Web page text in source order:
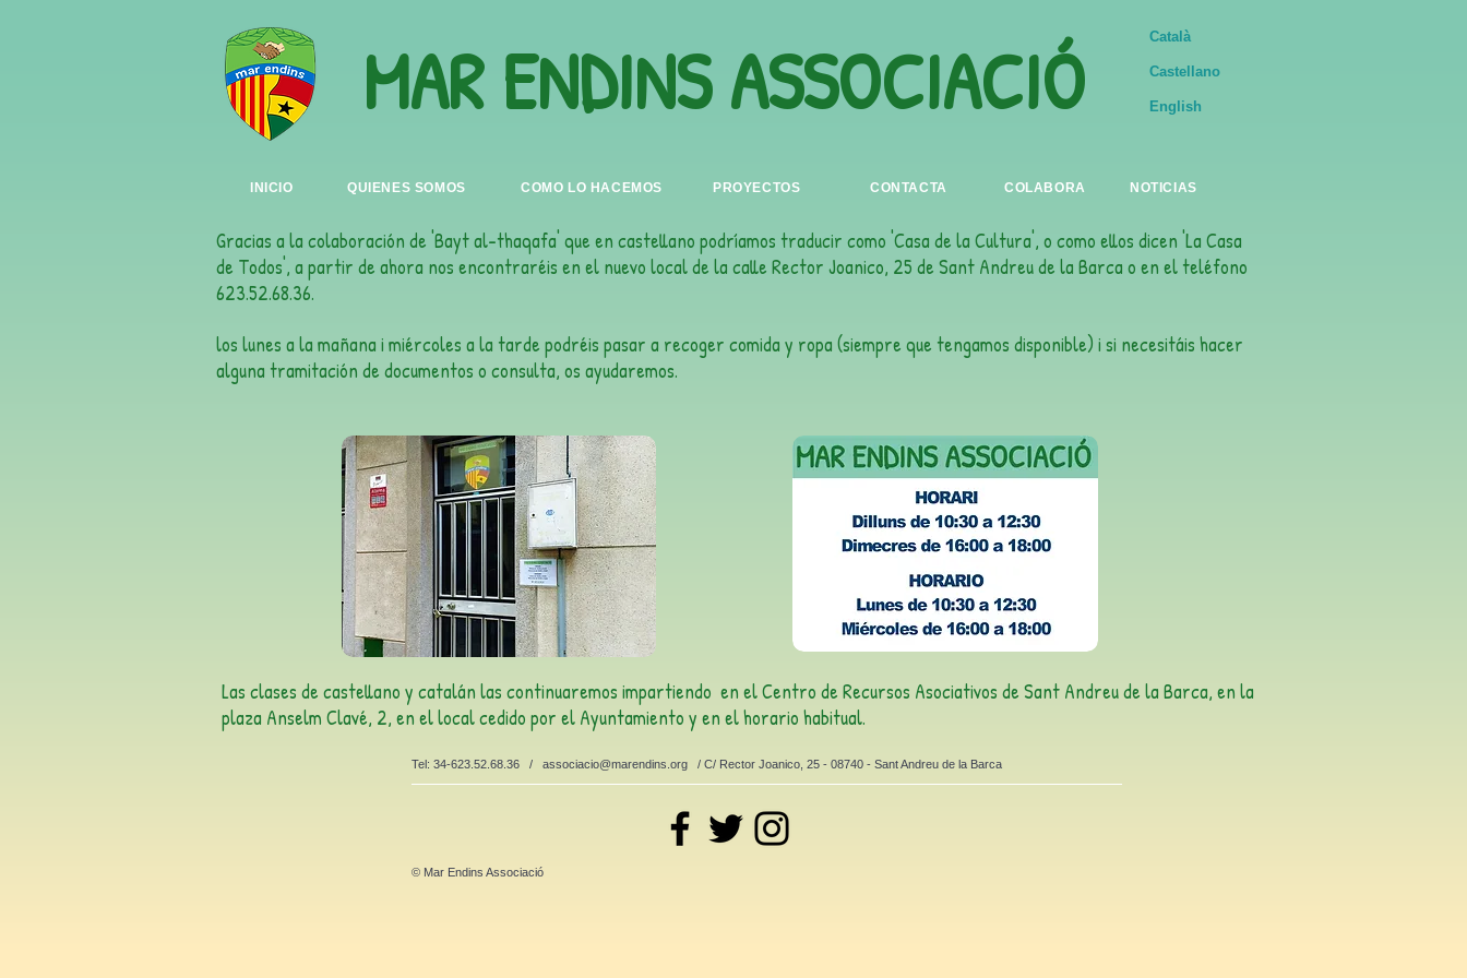
MAR ENDINS ASSOCIACIÓ Català
Castellano
English
INICIO QUIENES SOMOS COMO LO HACEMOS PROYECTOS CONTACTA COLABORA NOTICIAS
Gracias a la colaboración de 'Bayt al-thaqafa' que en castellano podríamos traducir como 'Casa de la Cultura', o como ellos dicen 'La Casa
de Todos', a partir de ahora nos encontraréis en el nuevo local de la calle Rector Joanico, 25 de Sant Andreu de la Barca o en el teléfono
623.52.68.36.
los lunes a la mañana i miércoles a la tarde podréis pasar a recoger comida y ropa (siempre que tengamos disponible) i si necesitáis hacer
alguna tramitación de documentos o consulta, os ayudaremos.
Las clases de castellano y catalán las continuaremos impartiendo en el Centro de Recursos Asociativos de Sant Andreu de la Barca, en la
plaza Anselm Clavé, 2, en el local cedido por el Ayuntamiento y en el horario habitual.
Tel: 34-623.52.68.36 / associacio@marendins.org / C/ Rector Joanico, 25 - 08740 - Sant Andreu de la Barca
© Mar Endins Associació